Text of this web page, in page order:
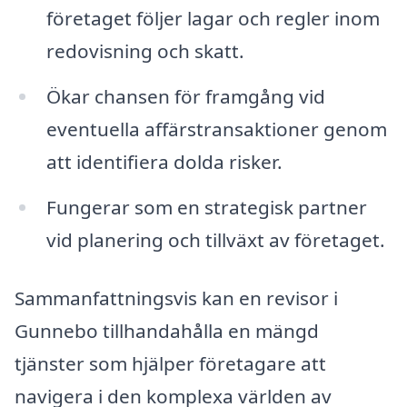
företaget följer lagar och regler inom
redovisning och skatt.
Ökar chansen för framgång vid
eventuella affärstransaktioner genom
att identifiera dolda risker.
Fungerar som en strategisk partner
vid planering och tillväxt av företaget.
Sammanfattningsvis kan en revisor i
Gunnebo tillhandahålla en mängd
tjänster som hjälper företagare att
navigera i den komplexa världen av